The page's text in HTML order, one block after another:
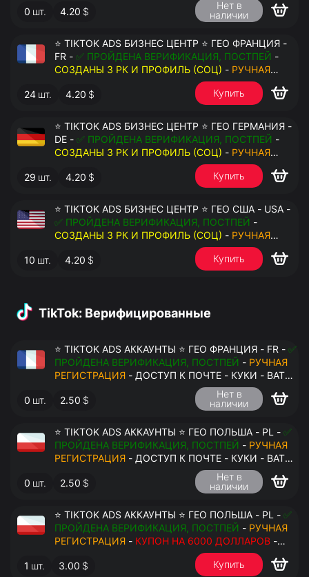
ЗАПОЛНЕН - ПЕРЕДАЧА В АНТИДЕТЕКТ
0 шт. 4.20 $
Нет в
наличии
⭐ TIKTOK ADS БИЗНЕС ЦЕНТР ⭐ ГЕО ФРАНЦИЯ -
FR - ✅ ПРОЙДЕНА ВЕРИФИКАЦИЯ, ПОСТПЕЙ -
СОЗДАНЫ 3 РК И ПРОФИЛЬ (СОЦ) - РУЧНАЯ
- ДОСТУП К ПОЧТЕ - КУКИ - ВАТ
ЗАПОЛНЕН - ПЕРЕДАЧА В АНТИДЕТЕКТ
24 шт. 4.20 $ Купить
⭐ TIKTOK ADS БИЗНЕС ЦЕНТР ⭐ ГЕО ГЕРМАНИЯ -
DE - ✅ ПРОЙДЕНА ВЕРИФИКАЦИЯ, ПОСТПЕЙ -
СОЗДАНЫ 3 РК И ПРОФИЛЬ (СОЦ) - РУЧНАЯ
- ДОСТУП К ПОЧТЕ - КУКИ - ВАТ
ЗАПОЛНЕН - ПЕРЕДАЧА В АНТИДЕТЕКТ
29 шт. 4.20 $ Купить
⭐ TIKTOK ADS БИЗНЕС ЦЕНТР ⭐ ГЕО США - USA -
✅ ПРОЙДЕНА ВЕРИФИКАЦИЯ, ПОСТПЕЙ -
СОЗДАНЫ 3 РК И ПРОФИЛЬ (СОЦ) - РУЧНАЯ
- ДОСТУП К ПОЧТЕ - КУКИ - ВАТ
ЗАПОЛНЕН - ПЕРЕДАЧА В АНТИДЕТЕКТ
10 шт. 4.20 $ Купить
TikTok: Верифицированные
⭐ TIKTOK ADS АККАУНТЫ ⭐ ГЕО ФРАНЦИЯ - FR - ✅
ПРОЙДЕНА ВЕРИФИКАЦИЯ, ПОСТПЕЙ - РУЧНАЯ
РЕГИСТРАЦИЯ - ДОСТУП К ПОЧТЕ - КУКИ - ВАТ
ЗАПОЛНЕН - ПЕРЕДАЧА В АНТИДЕТЕКТ
0 шт. 2.50 $
Нет в
наличии
⭐ TIKTOK ADS АККАУНТЫ ⭐ ГЕО ПОЛЬША - PL - ✅
ПРОЙДЕНА ВЕРИФИКАЦИЯ, ПОСТПЕЙ - РУЧНАЯ
РЕГИСТРАЦИЯ - ДОСТУП К ПОЧТЕ - КУКИ - ВАТ
ЗАПОЛНЕН - ПЕРЕДАЧА В АНТИДЕТЕКТ
0 шт. 2.50 $
Нет в
наличии
⭐ TIKTOK ADS АККАУНТЫ ⭐ ГЕО ПОЛЬША - PL - ✅
ПРОЙДЕНА ВЕРИФИКАЦИЯ, ПОСТПЕЙ - РУЧНАЯ
РЕГИСТРАЦИЯ - КУПОН НА 6000 ДОЛЛАРОВ -
ДОСТУП К ПОЧТЕ - КУКИ - ВАТ ЗАПОЛНЕН -
ПЕРЕДАЧА В АНТИДЕТЕКТ
1 шт. 3.00 $ Купить